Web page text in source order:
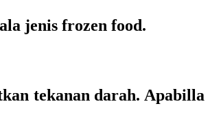
jenis frozen food.
tekanan darah. Apabilla